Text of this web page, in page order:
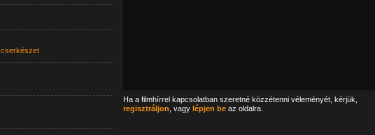
cserkészet
Ha a filmhírrel kapcsolatban szeretné közzétenni véleményét, kérjük,
regisztráljon , vagy lépjen beaz oldalra.